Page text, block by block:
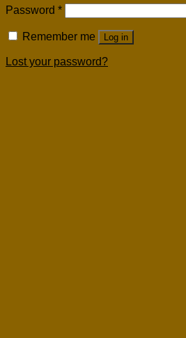
Password *
Remember me Log in
Lost your password?